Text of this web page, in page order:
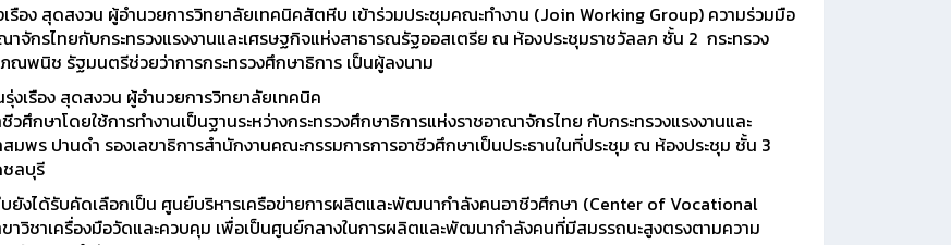
สุดสงวน ผู้อำนวยการวิทยาลัยเทคนิคสัตหีบ เข้าร่วมประชุมคณะทำงาน (Join Working Group) ความร่วมมือ
าจักรไทยกับกระทรวงแรงงานและเศรษฐกิจแห่งสาธารณรัฐออสเตรีย ณ ห้องประชุมราชวัลลภ ชั้น 2 กระทรวง
นิช รัฐมนตรีช่วยว่าการกระทรวงศึกษาธิการ เป็นผู้ลงนาม
รือง สุดสงวน ผู้อำนวยการวิทยาลัยเทคนิค
ศึกษาโดยใช้การทำงานเป็นฐานระหว่างกระทรวงศึกษาธิการแห่งราชอาณาจักรไทย กับกระทรวงแรงงานและ
มพร ปานดำ รองเลขาธิการสำนักงานคณะกรรมการการอาชีวศึกษาเป็นประธานในที่ประชุม ณ ห้องประชุม ชั้น 3
ชลบุรี
ได้รับคัดเลือกเป็น ศูนย์บริหารเครือข่ายการผลิตและพัฒนากำลังคนอาชีวศึกษา (Center of Vocational
าวิชาเครื่องมือวัดและควบคุม เพื่อเป็นศูนย์กลางในการผลิตและพัฒนากำลังคนที่มีสมรรถนะสูงตรงตามความ